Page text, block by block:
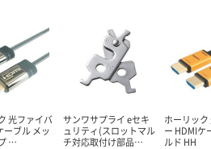
カゴへ
光ファイバ
ーブル メッ
…
サンワサプライ eセキ
ュリティ(スロットマル
チ対応取付け部品…
ホーリッ
ー HDMIケ
ルド HH